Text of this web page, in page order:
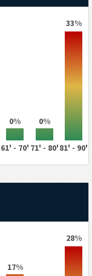
0% 0%
33%
61' - 70' 71' - 80'81' - 90'
17%
28%